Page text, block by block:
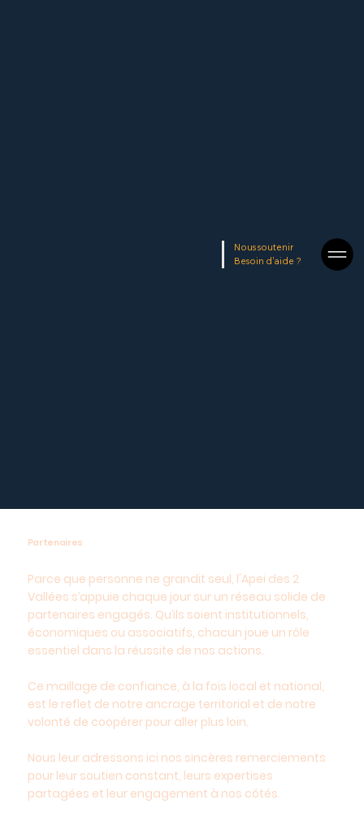
Nous soutenir
Besoin d'aide ?
Partenaires
Parce que personne ne grandit seul, l'Apei des 2
Vallées s’appuie chaque jour sur un réseau solide de
partenaires engagés. Qu’ils soient institutionnels,
économiques ou associatifs, chacun joue un rôle
essentiel dans la réussite de nos actions.
Ce maillage de confiance, à la fois local et national,
est le reflet de notre ancrage territorial et de notre
volonté de coopérer pour aller plus loin.
Nous leur adressons ici nos sincères remerciements
pour leur soutien constant, leurs expertises
partagées et leur engagement à nos côtés.